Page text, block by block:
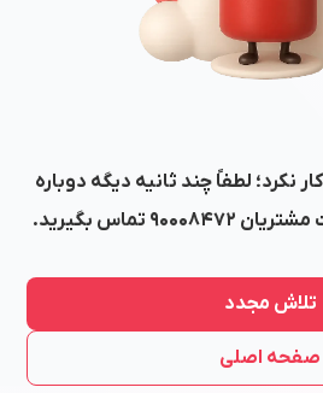
لطفاً چند ثانیه دیگه دوباره
مشتریان ۹۰۰۰۸۴۷۲ تماس بگیرید.
تلاش مجدد
صفحه اصلی